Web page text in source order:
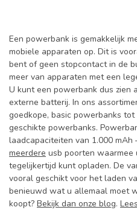
Een powerbank is gemakkelijk
mobiele apparaten op. Dit is
bent of geen stopcontact in de
meer van apparaten met een
U kunt een powerbank dus zien
externe batterij. In ons
goedkope, basic powerbanks
geschikte powerbanks.
laadcapaciteiten van 1.000 mAh
meerdere usb poorten waarmee
tegelijkertijd kunt opladen. De
vooral geschikt voor het laden
benieuwd wat u allemaal moet
koopt? Bekijk dan onze blog.